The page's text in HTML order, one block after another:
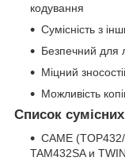
кодування
Сумісність з
Безпечний для
Міцний
Можливість
Список
CAME
TAM432SA и